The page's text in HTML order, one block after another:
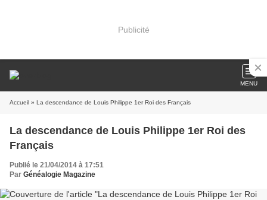
Publicité
MENU
Accueil » La descendance de Louis Philippe 1er Roi des Français
La descendance de Louis Philippe 1er Roi des
Français
Publié le 21/04/2014 à 17:51
Par Généalogie Magazine